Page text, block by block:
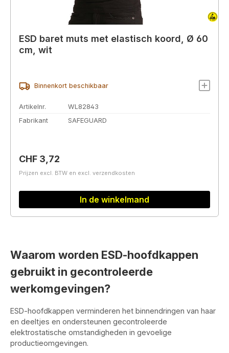
ESD baret muts met elastisch koord, Ø 60
cm, wit
Binnenkort beschikbaar
Artikelnr.
WL82843
Fabrikant
SAFEGUARD
Normale prijs:
CHF 3,72
Prijzen excl. BTW en excl. verzendkosten
In de winkelmand
Waarom worden ESD-hoofdkappen
gebruikt in gecontroleerde
werkomgevingen?
ESD-hoofdkappen verminderen het binnendringen van haar
en deeltjes en ondersteunen gecontroleerde
elektrostatische omstandigheden in gevoelige
productieomgevingen.